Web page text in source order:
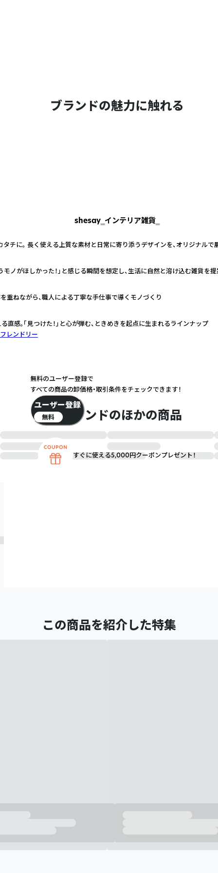
ブランドの魅力に触れる
shesay‗インテリア雑貨‗
チに。 長く使える上質な素材と日常に寄り添うデザインを、オリジナルで
モノがほしかった！」と感じる瞬間を想定し、生活に自然と溶け込む雑貨を
重ねながら、職人による丁寧な手仕事で導くモノづくり
直感。「見つけた！」と心が弾む、ときめきを起点に生まれるラインナップ
レンドリー
このブランドのほかの商品
この商品を紹介した特集
無料のユーザー登録で
すべての商品の卸価格・取引条件をチェックできます！
ユーザー登録
無料
すぐに使える5,000円クーポンプレゼント！